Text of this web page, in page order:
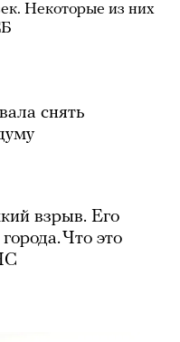
Некоторые из них
снять
взрыв. Его
Что это